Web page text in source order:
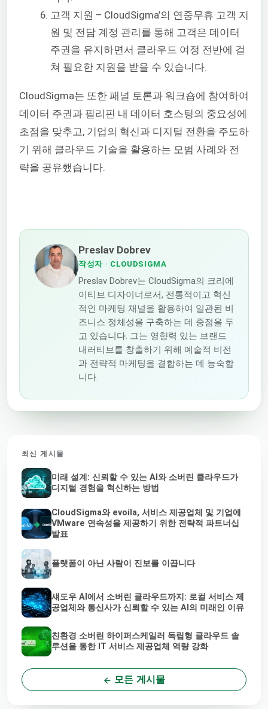
고객 지원 – CloudSigma’의 연중무휴 고객 지
원 및 전담 계정 관리를 통해 고객은 데이터
주권을 유지하면서 클라우드 여정 전반에 걸
쳐 필요한 지원을 받을 수 있습니다.
CloudSigma는 또한 패널 토론과 워크숍에 참여하여
데이터 주권과 필리핀 내 데이터 호스팅의 중요성에
초점을 맞추고, 기업의 혁신과 디지털 전환을 주도하
기 위해 클라우드 기술을 활용하는 모범 사례와 전
략을 공유했습니다.
Preslav Dobrev
작성자· CLOUDSIGMA
Preslav Dobrev는 CloudSigma의 크리에
이티브 디자이너로서, 전통적이고 혁신
적인 마케팅 채널을 활용하여 일관된 비
즈니스 정체성을 구축하는 데 중점을 두
고 있습니다. 그는 영향력 있는 브랜드
내러티브를 창출하기 위해 예술적 비전
과 전략적 마케팅을 결합하는 데 능숙합
니다.
최신 게시물
미래 설계: 신뢰할 수 있는 AI와 소버린 클라우드가
디지털 경험을 혁신하는 방법
CloudSigma와 evoila, 서비스 제공업체 및 기업에
VMware 연속성을 제공하기 위한 전략적 파트너십
발표
플랫폼이 아닌 사람이 진보를 이끕니다
섀도우 AI에서 소버린 클라우드까지: 로컬 서비스 제
공업체와 통신사가 신뢰할 수 있는 AI의 미래인 이유
친환경 소버린 하이퍼스케일러 독립형 클라우드 솔
루션을 통한 IT 서비스 제공업체 역량 강화
모든 게시물